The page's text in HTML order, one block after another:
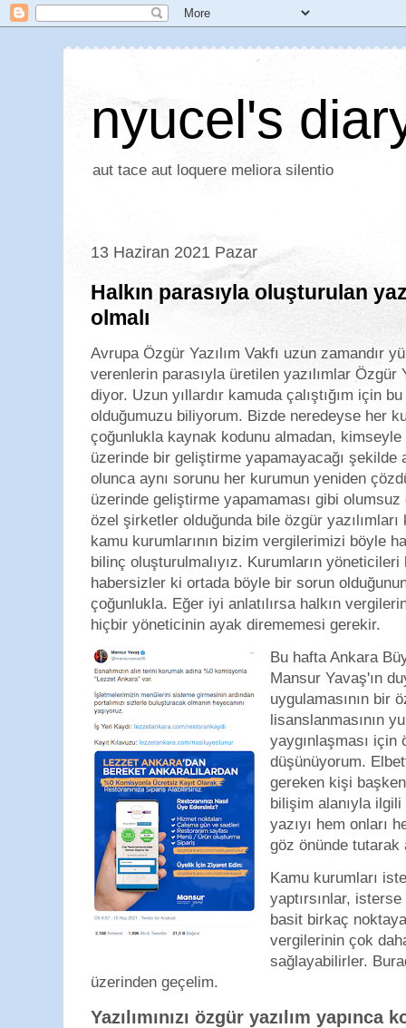
nyucel's
aut tace aut loquere meliora silentio
13 Haziran 2021 Pazar
Halkın parasıyla oluşturulan
olmalı
Avrupa Özgür Yazılım Vakfı uzun zamandır
verenlerin parasıyla üretilen yazılımlar Özgür
diyor. Uzun yıllardır kamuda çalıştığım için
olduğumuzu biliyorum. Bizde neredeyse her
çoğunlukla kaynak kodunu almadan,
üzerinde bir geliştirme yapamayacağı şekilde
olunca aynı sorunu her kurumun yeniden
üzerinde geliştirme yapamaması gibi
özel şirketler olduğunda bile özgür yazılımları
kamu kurumlarının bizim vergilerimizi böyle
bilinç oluşturulmalıyız. Kurumların
habersizler ki ortada böyle bir sorun
çoğunlukla. Eğer iyi anlatılırsa halkın
hiçbir yöneticinin ayak dirememesi gerekir.
Bu hafta Ankara
Mansur Yavaş'ın
uygulamasının bir
lisanslanmasının
yaygınlaşması için
düşünüyorum.
gereken kişi
bilişim alanıyla
yazıyı hem onları
göz önünde tutarak
Kamu kurumları
yaptırsınlar, isterse
basit birkaç
vergilerinin çok
sağlayabilirler.
üzerinden geçelim.
Yazılımınızı özgür yazılım yapınca